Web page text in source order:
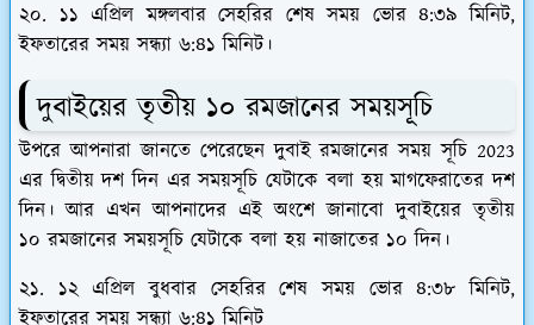
২০. ১১ এপ্রিল মঙ্গলবার সেহরির শেষ সময় ভোর ৪:৩৯ মিনিট,
ইফতারের সময় সন্ধ্যা ৬:৪১ মিনিট।
দুবাইয়ের তৃতীয় ১০ রমজানের সময়সূচি
উপরে আপনারা জানতে পেরেছেন দুবাই রমজানের সময় সূচি 2023
এর দ্বিতীয় দশ দিন এর সময়সূচি যেটাকে বলা হয় মাগফেরাতের দশ
দিন। আর এখন আপনাদের এই অংশে জানাবো দুবাইয়ের তৃতীয়
১০ রমজানের সময়সূচি যেটাকে বলা হয় নাজাতের ১০ দিন।
২১. ১২ এপ্রিল বুধবার সেহরির শেষ সময় ভোর ৪:৩৮ মিনিট,
ইফতারের সময় সন্ধ্যা ৬:৪১ মিনিট